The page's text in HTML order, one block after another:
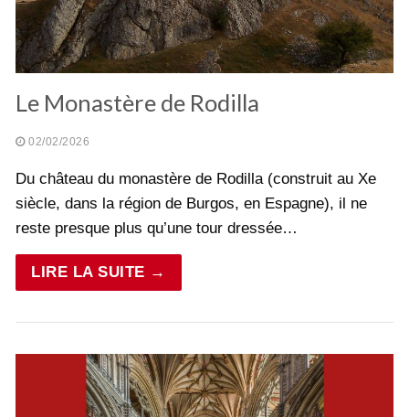
Le Monastère de Rodilla
02/02/2026
Du château du monastère de Rodilla (construit au Xe
siècle, dans la région de Burgos, en Espagne), il ne
reste presque plus qu’une tour dressée…
LIRE LA SUITE →